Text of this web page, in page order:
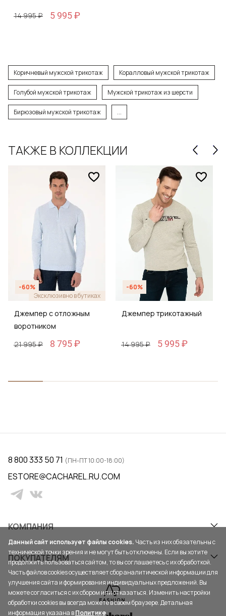
14 995 ₽ 5 995 ₽
Коричневый мужской трикотаж Коралловый мужской трикотаж
Голубой мужской трикотаж Мужской трикотаж из шерсти
Бирюзовый мужской трикотаж ...
ТАКЖЕ В КОЛЛЕКЦИИ
-60%
Эксклюзивно в бутиках
Джемпер с отложным
воротником
21 995 ₽
8 795 ₽
-60%
Джемпер трикотажный
14 995 ₽ 5 995 ₽
КОМПАНИЯ
ПОКУПАТЕЛЯМ
8 800 333 50 71 (ПН-ПТ 10:00-18:00)
ESTORE@CACHAREL.RU.COM
Данный сайт использует файлы cookies. Часть из них обязательны с
технической точки зрения и не могут быть отключены. Если вы хотите
продолжить пользоваться сайтом, то вы соглашаетесь с их обработкой.
Часть файлов cookies осуществляет сбор аналитической информации для
улучшения сайта и формирования индивидуальных предложений. Вы
можете согласиться с их сбором или отказаться. Изменить настройки
обработки cookies вы всегда можете в своем браузере. Детальная
информация указана вПолитике